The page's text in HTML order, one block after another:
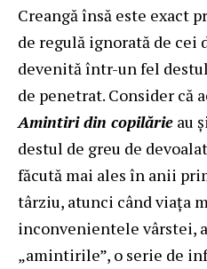
Creangă însă este exact
de regulă ignorată de cei
devenită într-un fel
de penetrat. Consider că
Amintiri din copilărie au
destul de greu de
făcută mai ales în anii
târziu, atunci când viața
inconvenientele vârstei,
„amintirile”, o serie de